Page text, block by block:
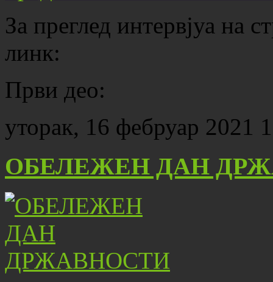
За преглед интервјуа на
линк:
Први део:
уторак, 16 фебруар 2021
ОБЕЛЕЖЕН ДАН